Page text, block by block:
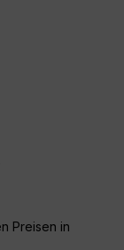
Preisen in